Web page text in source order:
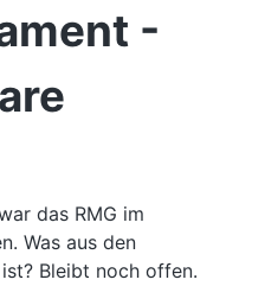
-
das RMG im
Was aus den
Bleibt noch offen.